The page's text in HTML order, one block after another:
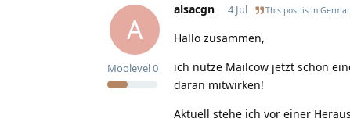
A
alsacgn
Moolevel0
4 Jul This post is in
Hallo zusammen,
ich nutze Mailcow jetzt schon
daran mitwirken!
Aktuell stehe ich vor einer